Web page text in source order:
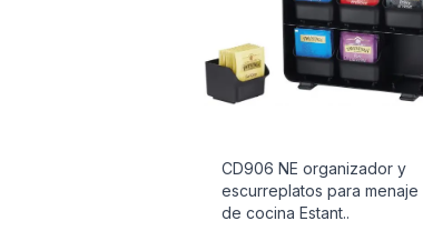
CD906 NE organizador y
escurreplatos para menaje
de cocina Estant..